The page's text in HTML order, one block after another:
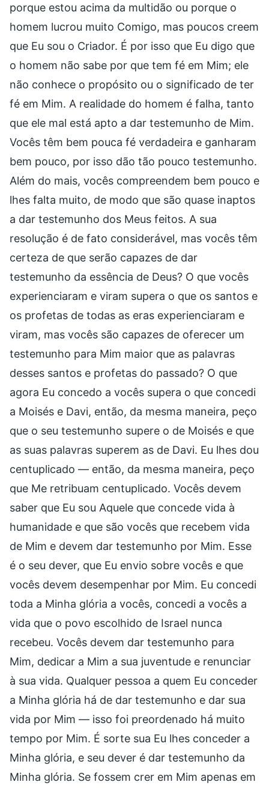
porque estou acima da multidão ou porque o
homem lucrou muito Comigo, mas poucos creem
que Eu sou o Criador. É por isso que Eu digo que
o homem não sabe por que tem fé em Mim; ele
não conhece o propósito ou o significado de ter
fé em Mim. A realidade do homem é falha, tanto
que ele mal está apto a dar testemunho de Mim.
Vocês têm bem pouca fé verdadeira e ganharam
bem pouco, por isso dão tão pouco testemunho.
Além do mais, vocês compreendem bem pouco e
lhes falta muito, de modo que são quase inaptos
a dar testemunho dos Meus feitos. A sua
resolução é de fato considerável, mas vocês têm
certeza de que serão capazes de dar
testemunho da essência de Deus? O que vocês
experienciaram e viram supera o que os santos e
os profetas de todas as eras experienciaram e
viram, mas vocês são capazes de oferecer um
testemunho para Mim maior que as palavras
desses santos e profetas do passado? O que
agora Eu concedo a vocês supera o que concedi
a Moisés e Davi, então, da mesma maneira, peço
que o seu testemunho supere o de Moisés e que
as suas palavras superem as de Davi. Eu lhes dou
centuplicado — então, da mesma maneira, peço
que Me retribuam centuplicado. Vocês devem
saber que Eu sou Aquele que concede vida à
humanidade e que são vocês que recebem vida
de Mim e devem dar testemunho por Mim. Esse
é o seu dever, que Eu envio sobre vocês e que
vocês devem desempenhar por Mim. Eu concedi
toda a Minha glória a vocês, concedi a vocês a
vida que o povo escolhido de Israel nunca
recebeu. Vocês devem dar testemunho para
Mim, dedicar a Mim a sua juventude e renunciar
à sua vida. Qualquer pessoa a quem Eu conceder
a Minha glória há de dar testemunho e dar sua
vida por Mim — isso foi preordenado há muito
tempo por Mim. É sorte sua Eu lhes conceder a
Minha glória, e seu dever é dar testemunho da
Minha glória. Se fossem crer em Mim apenas em